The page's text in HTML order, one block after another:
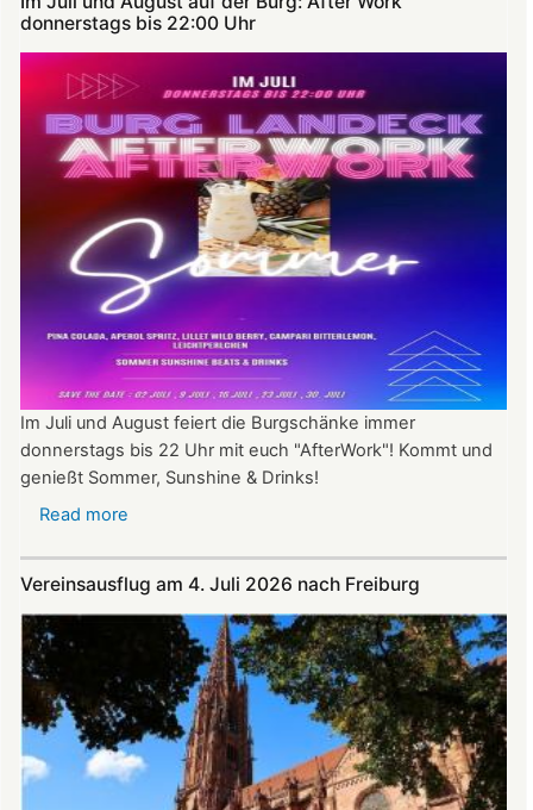
mit
erheblich
verschärften
Sicherheitsvorschriften
donnerstags bis 22:00 Uhr
Im Juli und August feiert die Burgschänke immer
donnerstags bis 22 Uhr mit euch "AfterWork"! Kommt und
genießt Sommer, Sunshine & Drinks!
Read more
und
August
der
Burg:
After
Work
donnerstags
Vereinsausflug am 4. Juli 2026 nach Freiburg